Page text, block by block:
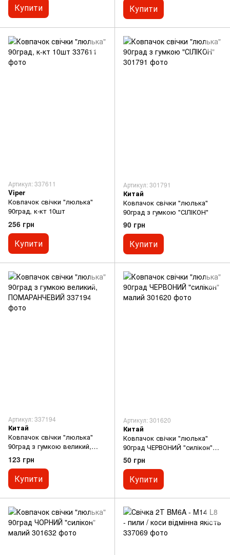
Купити Купити
Артикул: 337611
Viper
Ковпачок свічки "люлька"
90град, к-кт 10шт
256 грн
Купити
Артикул: 301791
Китай
Ковпачок свічки "люлька"
90град з гумкою "СІЛІКОН"
90 грн
Купити
Артикул: 337194
Китай
Ковпачок свічки "люлька"
90град з гумкою великий,
ПОМАРАНЧЕВИЙ
123 грн
Купити
Артикул: 301620
Китай
Ковпачок свічки "люлька"
90град ЧЕРВОНИЙ "силікон"
малий
50 грн
Купити